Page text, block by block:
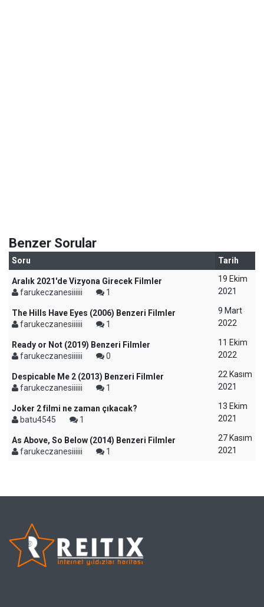
Benzer Sorular
Soru Tarih
Aralık 2021'de Vizyona Girecek Filmler
farukeczanesiiiiii
1
19 Ekim
2021
The Hills Have Eyes (2006) Benzeri Filmler
farukeczanesiiiiii
1
9 Mart
2022
Ready or Not (2019) Benzeri Filmler
farukeczanesiiiiii
0
11 Ekim
2022
Despicable Me 2 (2013) Benzeri Filmler
farukeczanesiiiiii
1
22 Kasım
2021
Joker 2 filmi ne zaman çıkacak?
batu4545
1
13 Ekim
2021
As Above, So Below (2014) Benzeri Filmler
farukeczanesiiiiii
1
27 Kasım
2021